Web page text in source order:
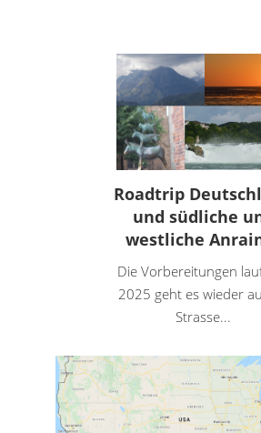
Roadtrip
und südliche
westliche
Die Vorbereitungen
2025 geht es wieder
Strasse...